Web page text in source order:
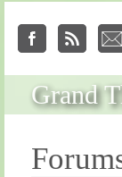
Grand